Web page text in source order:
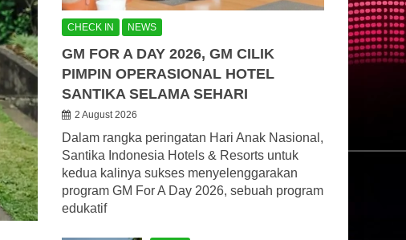
CHECK IN NEWS
GM FOR A DAY 2026, GM CILIK
PIMPIN OPERASIONAL HOTEL
SANTIKA SELAMA SEHARI
2 August 2026
Dalam rangka peringatan Hari Anak Nasional,
Santika Indonesia Hotels & Resorts untuk
kedua kalinya sukses menyelenggarakan
program GM For A Day 2026, sebuah program
edukatif